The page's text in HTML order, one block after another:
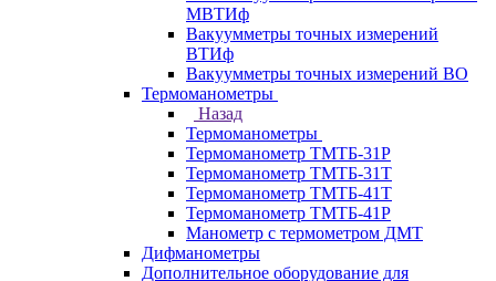
МВТИф
Вакуумметры точных измерений
ВТИф
Вакуумметры точных измерений ВО
Термоманометры
Назад
Термоманометры
Термоманометр ТМТБ-31Р
Термоманометр ТМТБ-31Т
Термоманометр ТМТБ-41Т
Термоманометр ТМТБ-41Р
Манометр с термометром ДМТ
Дифманометры
Дополнительное оборудование для